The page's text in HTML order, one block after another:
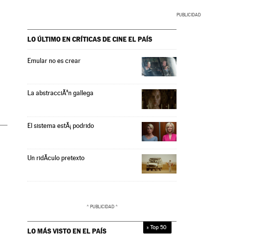
LO ÚLTIMO EN CRÍTICAS DE CINEEL PAÍS
Emular no es crear
La abstracciÃ³n gallega
El sistema estÃ¡ podrido
Un ridÃ­culo pretexto
LO MÁS VISTO EN EL PAÍS » Top 50